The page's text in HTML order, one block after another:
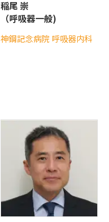
稲尾 崇
（呼吸器一般)
神鋼記念病院 呼吸器内科